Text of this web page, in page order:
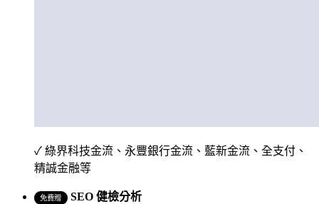
✓ 綠界科技金流、永豐銀行金流、藍新金流、全支付、
精誠金融等
免費贈
SEO 健檢分析